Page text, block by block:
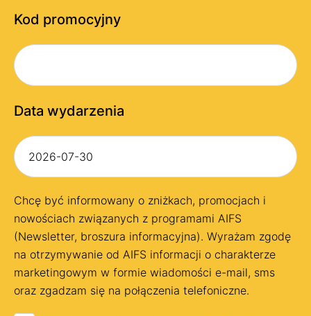
Kod promocyjny
Data wydarzenia
Chcę być informowany o zniżkach, promocjach i
nowościach związanych z programami AIFS
(Newsletter, broszura informacyjna). Wyrażam zgodę
na otrzymywanie od AIFS informacji o charakterze
marketingowym w formie wiadomości e-mail, sms
oraz zgadzam się na połączenia telefoniczne.